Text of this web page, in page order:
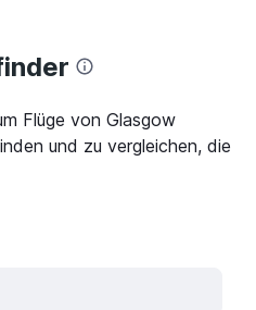
Flüge von Glasgow
und zu vergleichen, die